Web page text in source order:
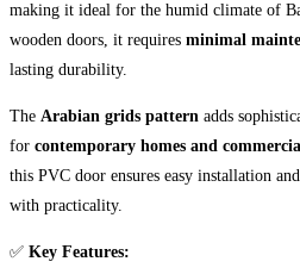
making it ideal for the humid climate of
wooden doors, it requires minimal
lasting durability.
The Arabian grids pattern adds
for contemporary homes and
this PVC door ensures easy installation
with practicality.
✅ Key Features: